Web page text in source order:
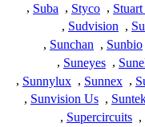
,
Styco
,
Suba
,
,
Sudvision
,
Sunbio
,
Sunchan
,
,
Suneyes
,
,
Sunnex
,
Sunnylux
,
,
Sunvision Us
,
,
Supercircuits
,